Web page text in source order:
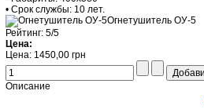
• Срок службы: 10 лет.
Огнетушитель ОУ-5
Рейтинг: 5/5
Цена:
Цена: 1450,00 грн
Описание